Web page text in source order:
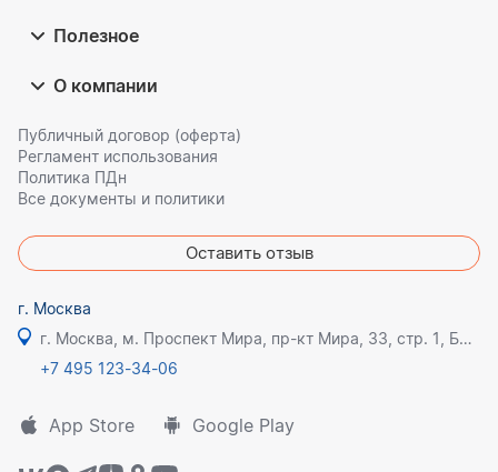
Полезное
О компании
Публичный договор (оферта)
Регламент использования
Политика ПДн
Все документы и политики
Оставить отзыв
г. Москва
г. Москва, м. Проспект Мира, пр-кт Мира, 33, стр. 1, БЦ Олимпик плаза
+7 495 123-34-06
App Store Google Play